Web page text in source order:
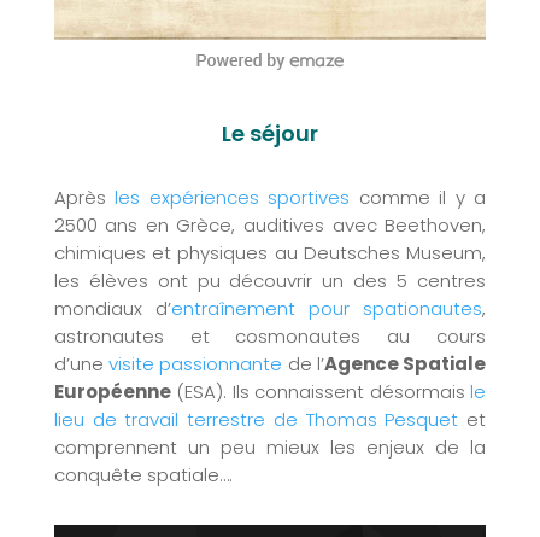
Le séjour
Aprèsles expériences sportives comme il y a
2500 ans en Grèce, auditives avec Beethoven,
chimiques et physiques au Deutsches Museum,
les élèves ont pu découvrir un des 5 centres
mondiaux d’entraînement pour spationautes,
astronautes et cosmonautes au cours
d’unevisite passionnante de l’Agence Spatiale
Européenne(ESA). Ils connaissent désormaisle
lieu de travail terrestre de Thomas Pesquet et
comprennent un peu mieux les enjeux de la
conquête spatiale….